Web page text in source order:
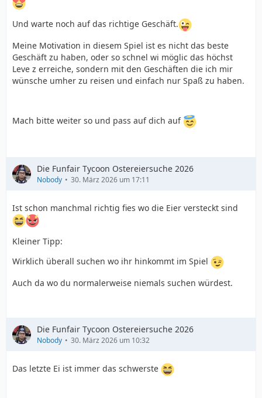
Und warte noch auf das richtige Geschäft.
Meine Motivation in diesem Spiel ist es nicht das beste
Geschäft zu haben, oder so schnel wi möglic das höchst
Leve z erreiche, sondern mit den Geschäften die ich mir
wünsche umher zu reisen und einfach nur Spaß zu haben.
Mach bitte weiter so und pass auf dich auf
Die Funfair Tycoon Ostereiersuche 2026
Nobody 30. März 2026 um 17:11
Ist schon manchmal richtig fies wo die Eier versteckt sind
Kleiner Tipp:
Wirklich überall suchen wo ihr hinkommt im Spiel
Auch da wo du normalerweise niemals suchen würdest.
Die Funfair Tycoon Ostereiersuche 2026
Nobody 30. März 2026 um 10:32
Das letzte Ei ist immer das schwerste